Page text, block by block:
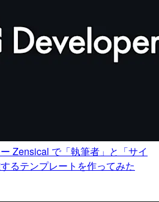
Zensical で「執筆者」と「サイ
るテンプレートを作ってみた